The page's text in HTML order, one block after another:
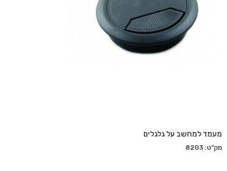
מעמד למחשב על גלגלים
מק"ט: 8203